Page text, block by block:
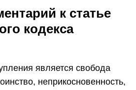
к статье
кодекса
является свобода
неприкосновенность,